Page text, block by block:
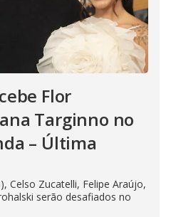
Flor
Targinno no
– Última
Celso Zucatelli, Felipe Araújo,
serão desafiados no